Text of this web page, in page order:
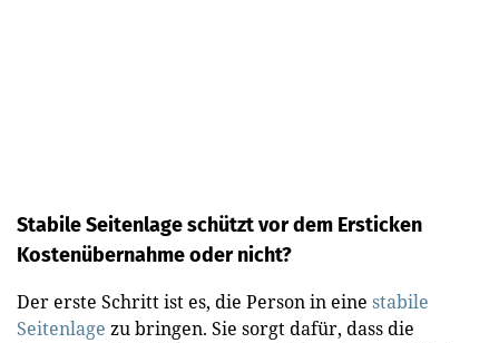
Stabile Seitenlage schützt vor dem Ersticken
Kostenübernahme oder nicht?
Der erste Schritt ist es, die Person in eine stabile
Seitenlage zu bringen. Sie sorgt dafür, dass die